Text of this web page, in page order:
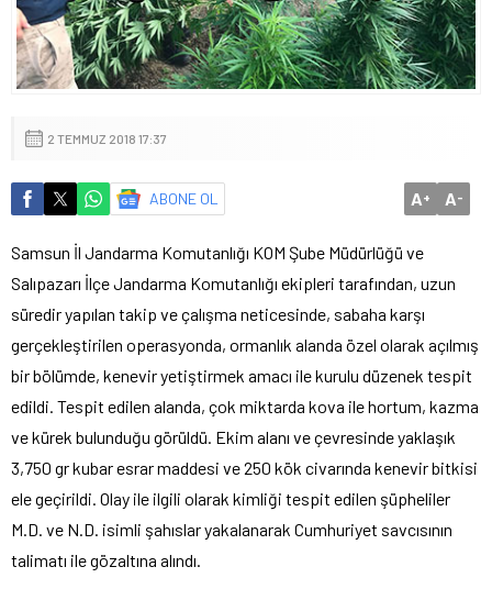
2 TEMMUZ 2018 17:37
ABONE OL A+ A-
Samsun İl Jandarma Komutanlığı KOM Şube Müdürlüğü ve
Salıpazarı İlçe Jandarma Komutanlığı ekipleri tarafından, uzun
süredir yapılan takip ve çalışma neticesinde, sabaha karşı
gerçekleştirilen operasyonda, ormanlık alanda özel olarak açılmış
bir bölümde, kenevir yetiştirmek amacı ile kurulu düzenek tespit
edildi. Tespit edilen alanda, çok miktarda kova ile hortum, kazma
ve kürek bulunduğu görüldü. Ekim alanı ve çevresinde yaklaşık
3,750 gr kubar esrar maddesi ve 250 kök civarında kenevir bitkisi
ele geçirildi. Olay ile ilgili olarak kimliği tespit edilen şüpheliler
M.D. ve N.D. isimli şahıslar yakalanarak Cumhuriyet savcısının
talimatı ile gözaltına alındı.